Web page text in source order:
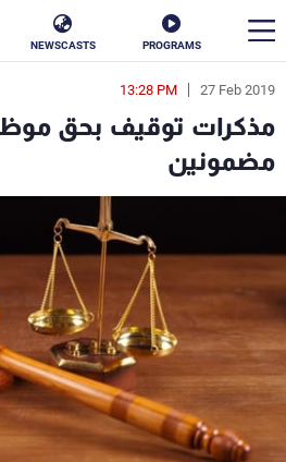
PROGRAMS
NEWSCASTS
27 Feb 2019
13:28 PM
مضمونين
en
الأخبار
سياسة
إقتصاد فن
منوعات
كأس العالم
البرامج